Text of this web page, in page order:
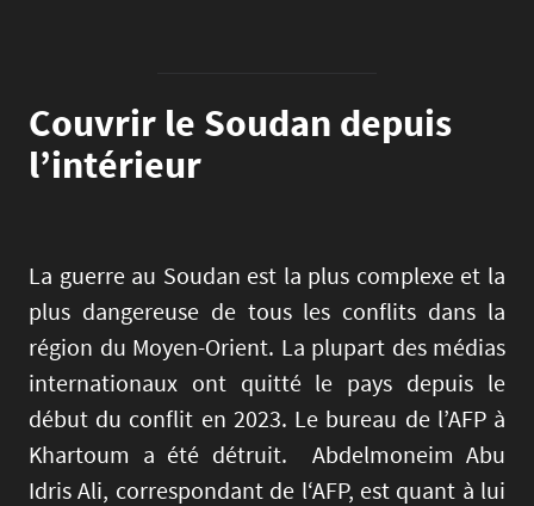
Couvrir le Soudan depuis
l’intérieur
La guerre au Soudan est la plus complexe et la
plus dangereuse de tous les conflits dans la
région du Moyen-Orient. La plupart des médias
internationaux ont quitté le pays depuis le
début du conflit en 2023. Le bureau de l’AFP à
Khartoum a été détruit. Abdelmoneim Abu
Idris Ali, correspondant de l‘AFP, est quant à lui